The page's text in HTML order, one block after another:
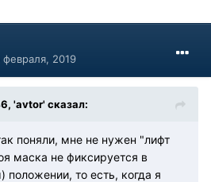
февраля, 2019
'avtor' сказал:
поняли, мне не нужен "лифт
маска не фиксируется в
то есть, когда я